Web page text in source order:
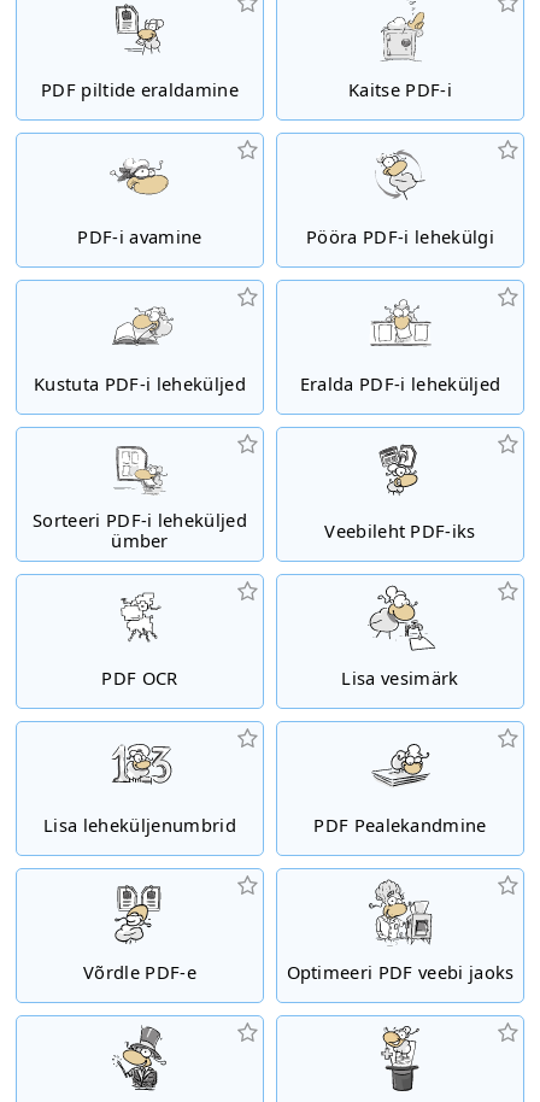
PDF piltide eraldamine Kaitse PDF-i
PDF-i avamine Pööra PDF-i lehekülgi
Kustuta PDF-i leheküljed Eralda PDF-i leheküljed
Sorteeri PDF-i leheküljed
ümber
Veebileht PDF-iks
PDF OCR Lisa vesimärk
Lisa leheküljenumbrid PDF Pealekandmine
Võrdle PDF-e Optimeeri PDF veebi jaoks